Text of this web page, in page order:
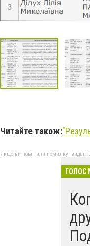
Читайте також:"
Якщо ви помітили помилку,
ГОЛОС